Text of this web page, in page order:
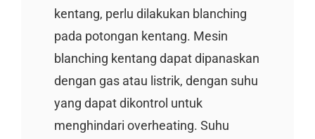
kentang, perlu dilakukan blanching
pada potongan kentang. Mesin
blanching kentang dapat dipanaskan
dengan gas atau listrik, dengan suhu
yang dapat dikontrol untuk
menghindari overheating. Suhu